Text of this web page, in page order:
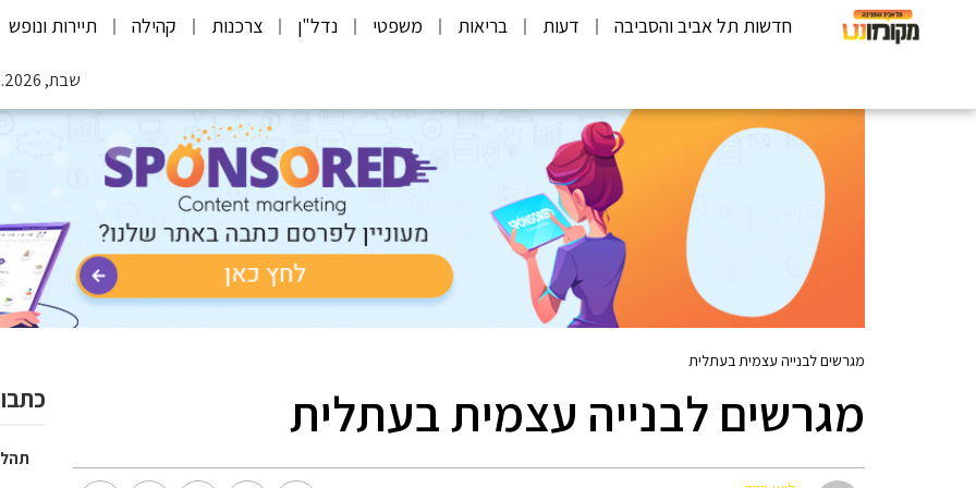
חדשות תל אביב והסביבה דעות בריאות משפטי נדל"ן צרכנות קהילה תיירות ונופש
שבת, 08.08.2026
מגרשים לבנייה עצמית בעתלית
מגרשים לבנייה עצמית בעתלית